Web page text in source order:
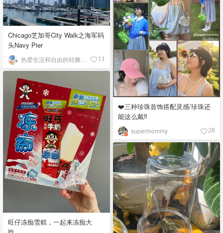
❤️三种珍珠首饰搭配灵感/珍珠还
能这么戴‼️
supermommy 28
Chicago芝加哥City Walk之海军码
头Navy Pier
11
旺仔冻痴雪糕，一起来冻痴大